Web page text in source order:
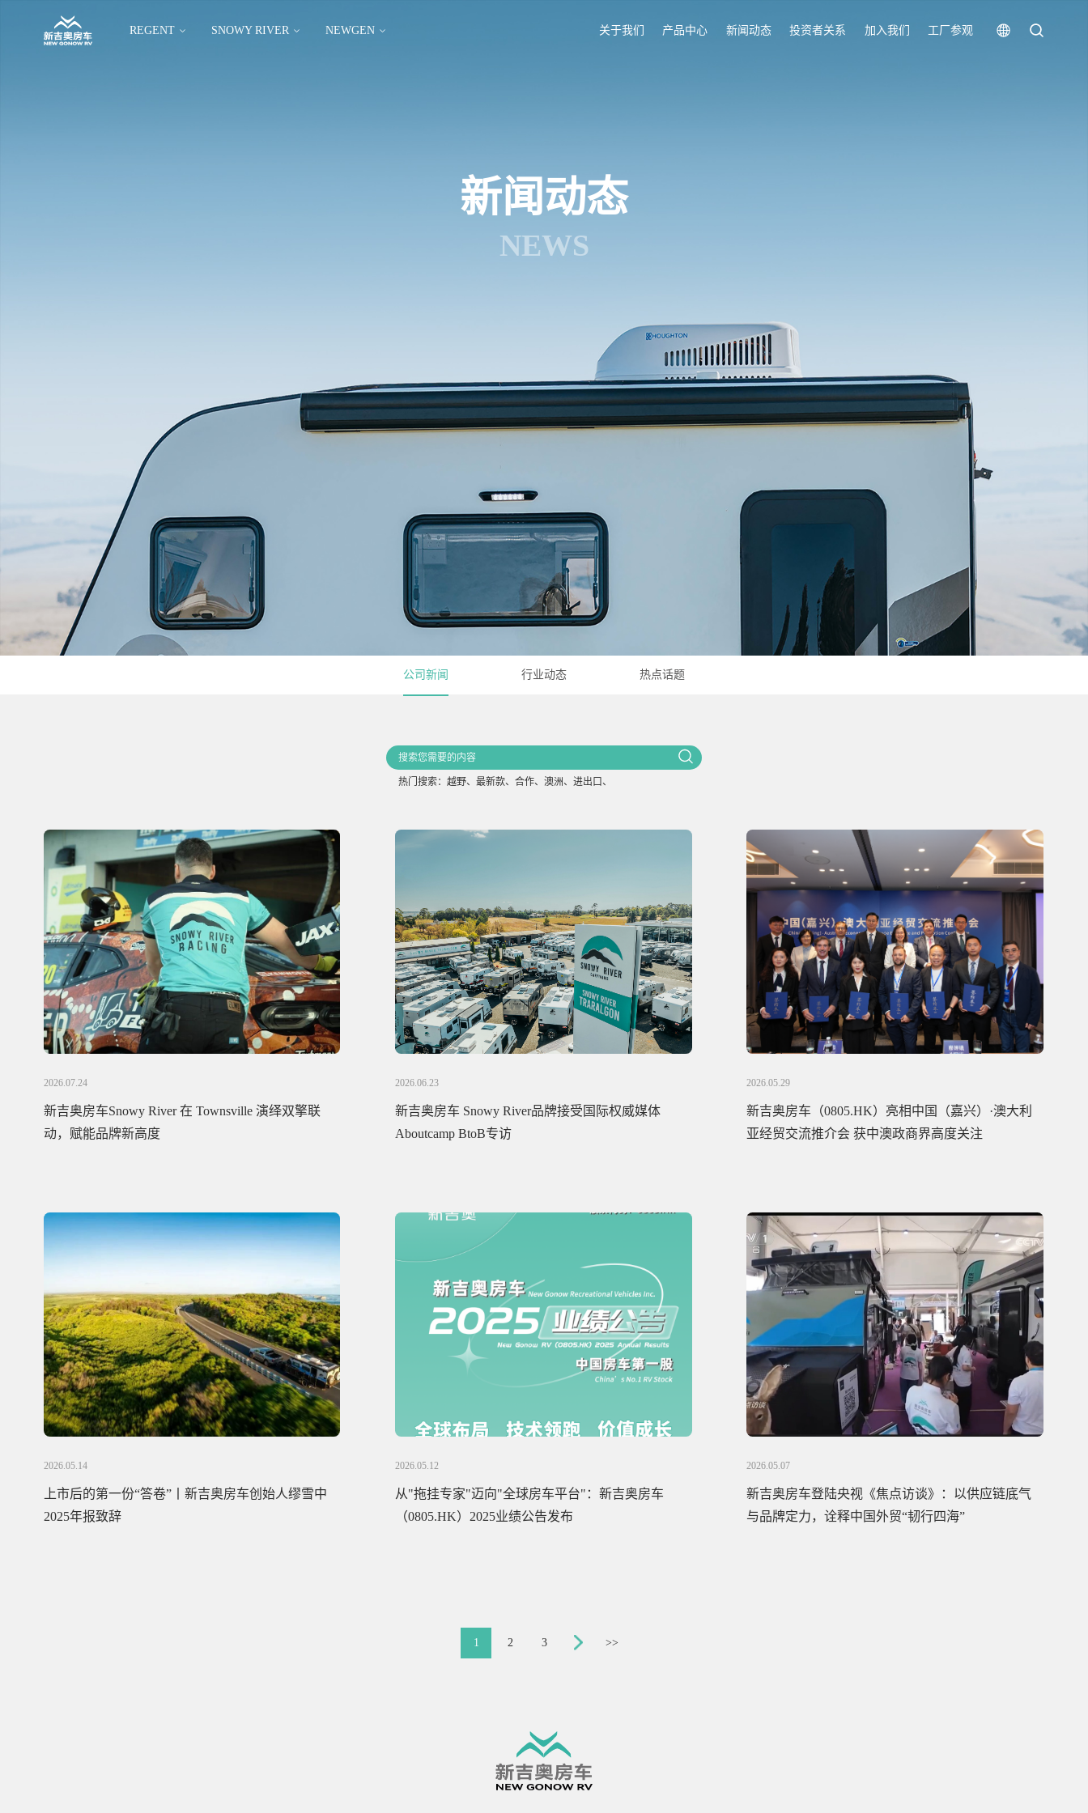
REGENT SNOWY RIVER NEWGEN 关于我们 产品中心 新闻动态 投资者关系 加入我们 工厂参观
新闻动态
NEWS
公司新闻 行业动态 热点话题
热门搜索： 越野、 最新款、 合作、 澳洲、 进出口、
2026.07.24
新吉奥房车Snowy River 在 Townsville 演绎双擎联
动，赋能品牌新高度
2026.06.23
新吉奥房车 Snowy River品牌接受国际权威媒体
Aboutcamp BtoB专访
2026.05.29
新吉奥房车（0805.HK）亮相中国（嘉兴）·澳大利
亚经贸交流推介会 获中澳政商界高度关注
2026.05.14
上市后的第一份“答卷”丨新吉奥房车创始人缪雪中
2025年报致辞
2026.05.12
从"拖挂专家"迈向"全球房车平台"：新吉奥房车
（0805.HK）2025业绩公告发布
2026.05.07
新吉奥房车登陆央视《焦点访谈》：以供应链底气
与品牌定力，诠释中国外贸“韧行四海”
1 2 3 >>